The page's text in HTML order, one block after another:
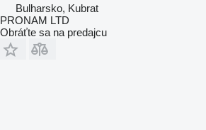
Bulharsko, Kubrat
PRONAM LTD
Obráťte sa na predajcu